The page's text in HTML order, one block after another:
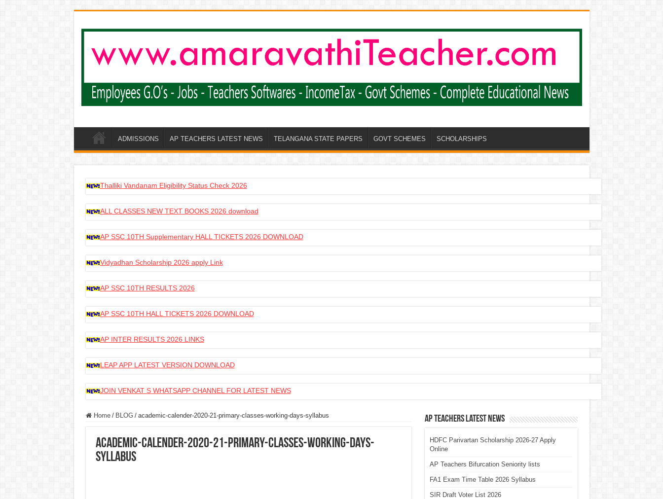
ADMISSIONS AP TEACHERS LATEST NEWS TELANGANA STATE PAPERS GOVT SCHEMES SCHOLARSHIPS
Thalliki Vandanam Eligibility Status Check 2026
ALL CLASSES NEW TEXT BOOKS 2026 download
AP SSC 10TH Supplementary HALL TICKETS 2026 DOWNLOAD
Vidyadhan Scholarship 2026 apply Link
AP SSC 10TH RESULTS 2026
AP SSC 10TH HALL TICKETS 2026 DOWNLOAD
AP INTER RESULTS 2026 LINKS
LEAP APP LATEST VERSION DOWNLOAD
JOIN VENKAT S WHATSAPP CHANNEL FOR LATEST NEWS
Home / BLOG / academic-calender-2020-21-primary-classes-working-days-syllabus
academic-calender-2020-21-primary-classes-working-days-
syllabus
AP Teachers Latest News
HDFC Parivartan Scholarship 2026-27 Apply
Online
AP Teachers Bifurcation Seniority lists
FA1 Exam Time Table 2026 Syllabus
SIR Draft Voter List 2026